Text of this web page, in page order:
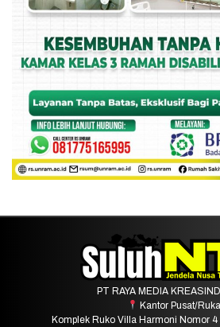
PT RAYA MEDIA
Kantor Pusat/
Komplek Ruko Villa Harmoni Nomor